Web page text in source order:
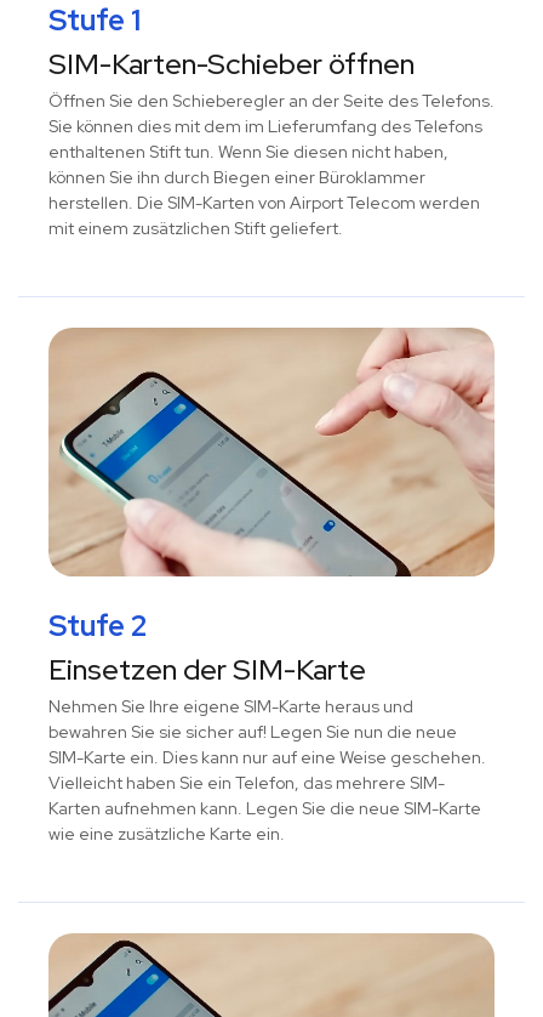
Stufe 1
SIM-Karten-Schieber öffnen
Öffnen Sie den Schieberegler an der Seite des Telefons.
Sie können dies mit dem im Lieferumfang des Telefons
enthaltenen Stift tun. Wenn Sie diesen nicht haben,
können Sie ihn durch Biegen einer Büroklammer
herstellen. Die SIM-Karten von Airport Telecom werden
mit einem zusätzlichen Stift geliefert.
Stufe 2
Einsetzen der SIM-Karte
Nehmen Sie Ihre eigene SIM-Karte heraus und
bewahren Sie sie sicher auf! Legen Sie nun die neue
SIM-Karte ein. Dies kann nur auf eine Weise geschehen.
Vielleicht haben Sie ein Telefon, das mehrere SIM-
Karten aufnehmen kann. Legen Sie die neue SIM-Karte
wie eine zusätzliche Karte ein.